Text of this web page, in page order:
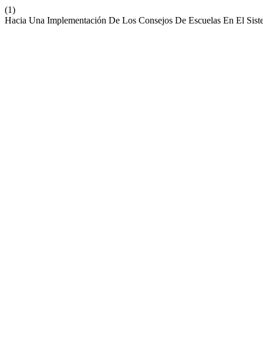
(1)
Hacia Una Implementación De Los Consejos De Escuelas En El